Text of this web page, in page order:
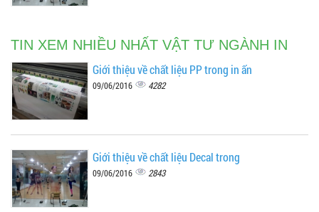
TIN XEM NHIỀU NHẤT VẬT TƯ NGÀNH IN
Giới thiệu về chất liệu PP trong in ấn
09/06/2016 4282
Giới thiệu về chất liệu Decal trong
09/06/2016 2843